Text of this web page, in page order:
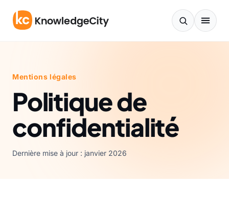
Mentions légales
Politique de
confidentialité
Dernière mise à jour : janvier 2026